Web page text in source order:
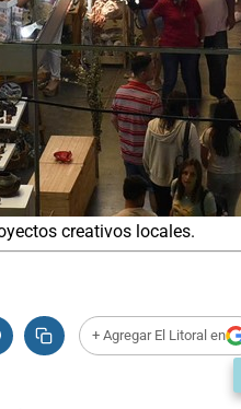
creativos locales.
+ Agregar El Litoral en